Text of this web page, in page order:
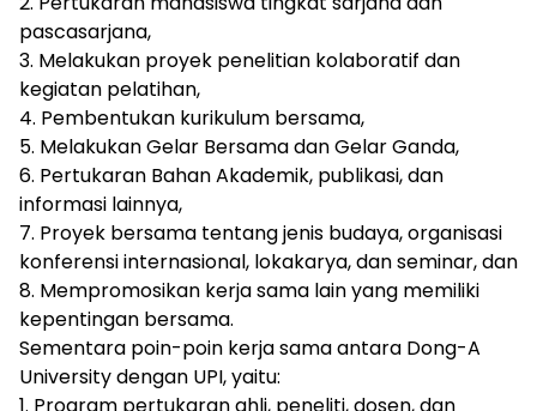
pascasarjana,
3. Melakukan proyek penelitian kolaboratif dan
kegiatan pelatihan,
4. Pembentukan kurikulum bersama,
5. Melakukan Gelar Bersama dan Gelar Ganda,
6. Pertukaran Bahan Akademik, publikasi, dan
informasi lainnya,
7. Proyek bersama tentang jenis budaya, organisasi
konferensi internasional, lokakarya, dan seminar, dan
8. Mempromosikan kerja sama lain yang memiliki
kepentingan bersama.
Sementara poin-poin kerja sama antara Dong-A
University dengan UPI, yaitu:
1. Program pertukaran ahli, peneliti, dosen, dan